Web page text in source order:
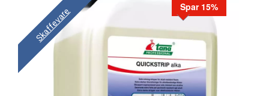
Skaffevare Spar 15%